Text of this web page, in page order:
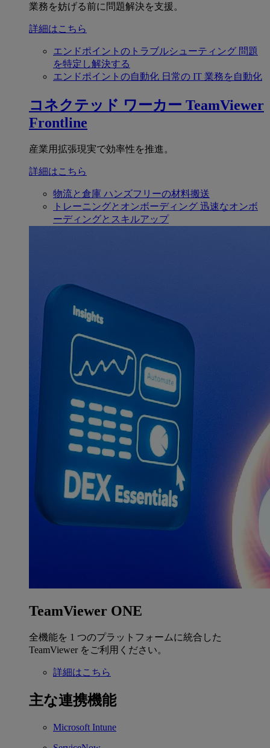
業務を妨げる前に問題解決を支援。
詳細はこちら
エンドポイントのトラブルシューティング 問題
を特定し解決する
エンドポイントの自動化 日常の IT 業務を自動化
コネクテッド ワーカー TeamViewer
Frontline
産業用拡張現実で効率性を推進。
詳細はこちら
物流と倉庫 ハンズフリーの材料搬送
トレーニングとオンボーディング 迅速なオンボ
ーディングとスキルアップ
TeamViewer ONE
全機能を 1 つのプラットフォームに統合した
TeamViewer をご利用ください。
詳細はこちら
主な連携機能
Microsoft Intune